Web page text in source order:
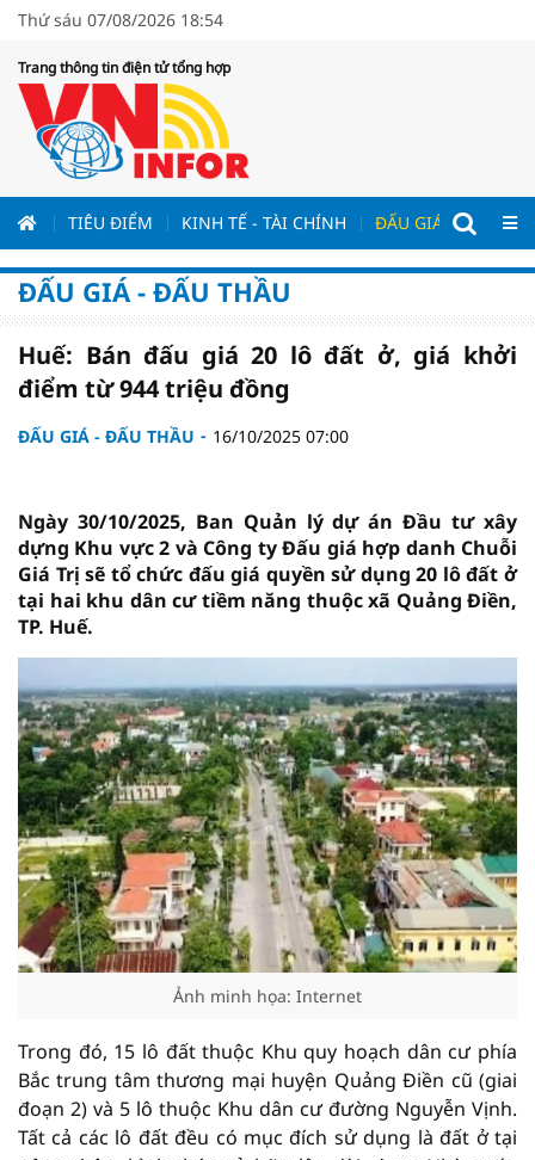
Thứ sáu 07/08/2026 18:54
Trang thông tin điện tử tổng hợp
TIÊU ĐIỂM KINH TẾ - TÀI CHÍNH ĐẤU GIÁ - ĐẤU
ĐẤU GIÁ - ĐẤU THẦU
Huế: Bán đấu giá 20 lô đất ở, giá khởi
điểm từ 944 triệu đồng
ĐẤU GIÁ - ĐẤU THẦU 16/10/2025 07:00
Ngày 30/10/2025, Ban Quản lý dự án Đầu tư xây
dựng Khu vực 2 và Công ty Đấu giá hợp danh Chuỗi
Giá Trị sẽ tổ chức đấu giá quyền sử dụng 20 lô đất ở
tại hai khu dân cư tiềm năng thuộc xã Quảng Điền,
TP. Huế.
Ảnh minh họa: Internet
Trong đó, 15 lô đất thuộc Khu quy hoạch dân cư phía
Bắc trung tâm thương mại huyện Quảng Điền cũ (giai
đoạn 2) và 5 lô thuộc Khu dân cư đường Nguyễn Vịnh.
Tất cả các lô đất đều có mục đích sử dụng là đất ở tại